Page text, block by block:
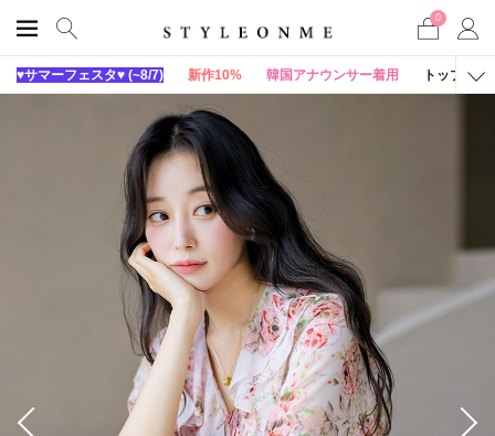
0
♥サマーフェスタ♥ (~8/7) 新作10% 韓国アナウンサー着用 トップス